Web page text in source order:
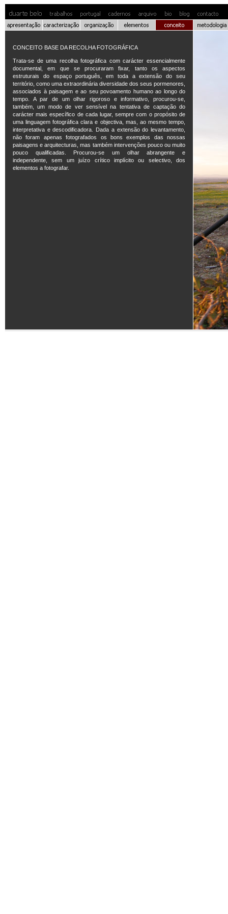
CONCEITO BASE DA RECOLHA FOTOGRÁFICA
Trata-se de uma recolha fotográfica com carácter essencialmente
documental, em que se procuraram fixar, tanto os aspectos
estruturais do espaço português, em toda a extensão do seu
território, como uma extraordinária diversidade dos seus pormenores,
associados à paisagem e ao seu povoamento humano ao longo do
tempo. A par de um olhar rigoroso e informativo, procurou-se,
também, um modo de ver sensível na tentativa de captação do
carácter mais específico de cada lugar, sempre com o propósito de
uma linguagem fotográfica clara e objectiva, mas, ao mesmo tempo,
interpretativa e descodificadora. Dada a extensão do levantamento,
não foram apenas fotografados os bons exemplos das nossas
paisagens e arquitecturas, mas também intervenções pouco ou muito
pouco qualificadas. Procurou-se um olhar abrangente e
independente, sem um juízo crítico implícito ou selectivo, dos
elementos a fotografar.